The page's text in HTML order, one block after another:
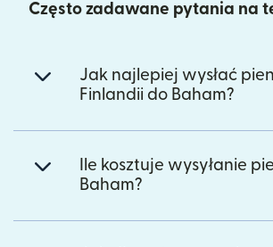
Często zadawane pytania na
Jak najlepiej wysłać
Finlandii do Baham?
Ile kosztuje wysyłanie
Baham?